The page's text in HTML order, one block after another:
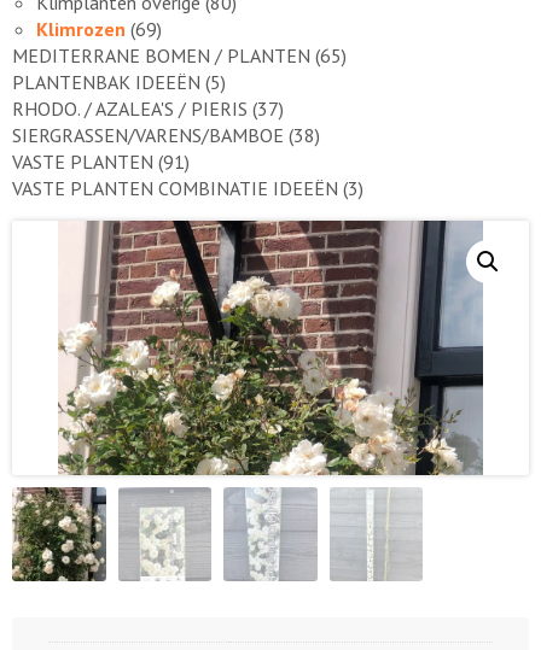
Klimrozen (69)
MEDITERRANE BOMEN / PLANTEN (65)
PLANTENBAK IDEEËN (5)
RHODO. / AZALEA'S / PIERIS (37)
SIERGRASSEN/VARENS/BAMBOE (38)
VASTE PLANTEN (91)
VASTE PLANTEN COMBINATIE IDEEËN (3)